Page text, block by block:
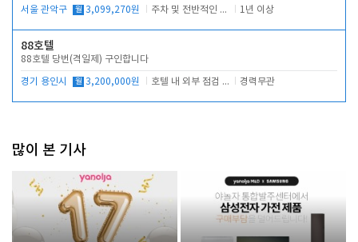
서울 관악구 월 3,099,270원 주차 및 전반적인 당번업무 1년 이상
88호텔
88호텔 당번(격일제) 구인합니다
경기 용인시 월 3,200,000원 호텔 내 외부 점검 및 프런트 운영 경력무관
많이 본 기사